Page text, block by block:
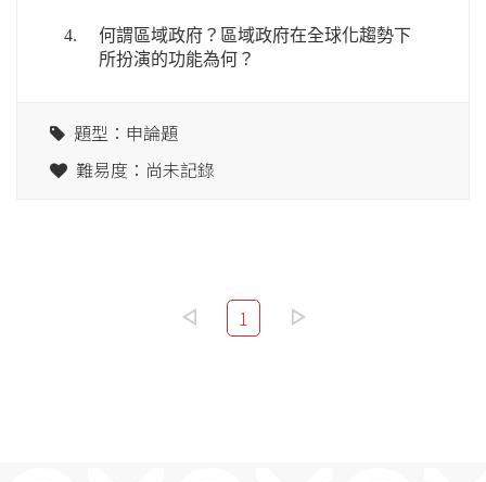
4.
何謂區域政府？區域政府在全球化趨勢下
所扮演的功能為何？
題型：申論題
難易度：尚未記錄
1